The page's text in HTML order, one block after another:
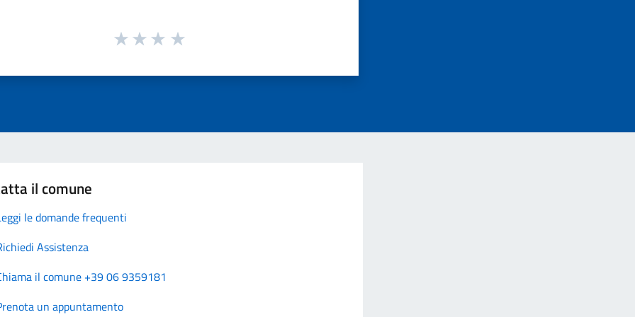
il comune
le domande frequenti
Assistenza
il comune +39 06 9359181
un appuntamento